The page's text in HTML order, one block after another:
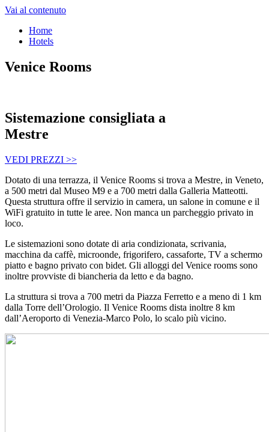
Vai al contenuto
Home
Hotels
Venice Rooms
Sistemazione consigliata a
Mestre
VEDI PREZZI >>
Dotato di una terrazza, il Venice Rooms si trova a Mestre, in Veneto,
a 500 metri dal Museo M9 e a 700 metri dalla Galleria Matteotti.
Questa struttura offre il servizio in camera, un salone in comune e il
WiFi gratuito in tutte le aree. Non manca un parcheggio privato in
loco.
Le sistemazioni sono dotate di aria condizionata, scrivania,
macchina da caffè, microonde, frigorifero, cassaforte, TV a schermo
piatto e bagno privato con bidet. Gli alloggi del Venice rooms sono
inoltre provviste di biancheria da letto e da bagno.
La struttura si trova a 700 metri da Piazza Ferretto e a meno di 1 km
dalla Torre dell’Orologio. Il Venice Rooms dista inoltre 8 km
dall’Aeroporto di Venezia-Marco Polo, lo scalo più vicino.